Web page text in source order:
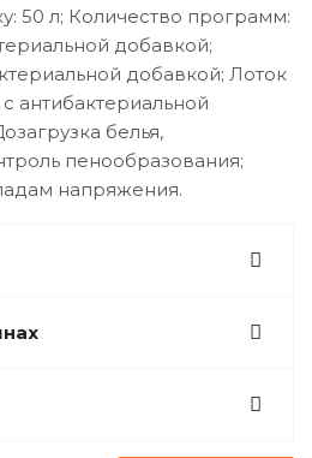
50 л; Количество программ:
добавкой;
добавкой; Лоток
антибактериальной
белья,
пенообразования;
напряжения.